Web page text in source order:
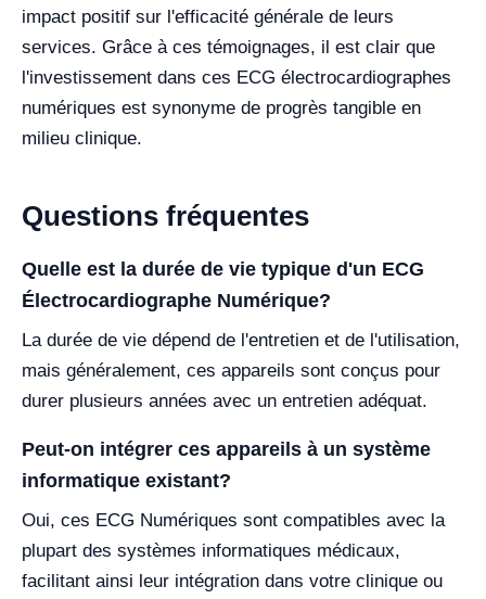
impact positif sur l'efficacité générale de leurs
services. Grâce à ces témoignages, il est clair que
l'investissement dans ces ECG électrocardiographes
numériques est synonyme de progrès tangible en
milieu clinique.
Questions fréquentes
Quelle est la durée de vie typique d'un ECG
Électrocardiographe Numérique?
La durée de vie dépend de l'entretien et de l'utilisation,
mais généralement, ces appareils sont conçus pour
durer plusieurs années avec un entretien adéquat.
Peut-on intégrer ces appareils à un système
informatique existant?
Oui, ces ECG Numériques sont compatibles avec la
plupart des systèmes informatiques médicaux,
facilitant ainsi leur intégration dans votre clinique ou